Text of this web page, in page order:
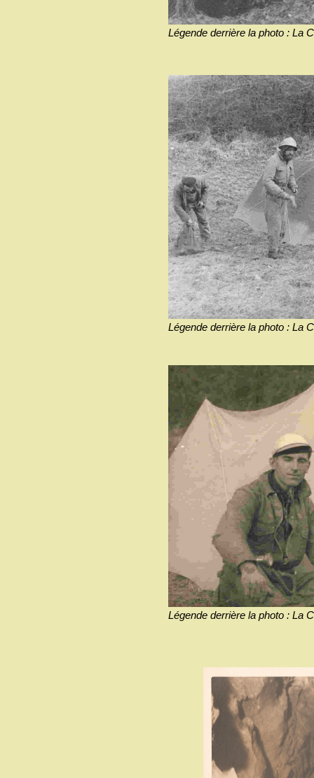
Légende derrière la photo : La
Légende derrière la photo : La
Légende derrière la photo : La